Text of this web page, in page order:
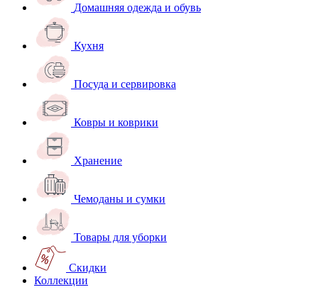
Домашняя одежда и обувь
Кухня
Посуда и сервировка
Ковры и коврики
Хранение
Чемоданы и сумки
Товары для уборки
Скидки
Коллекции